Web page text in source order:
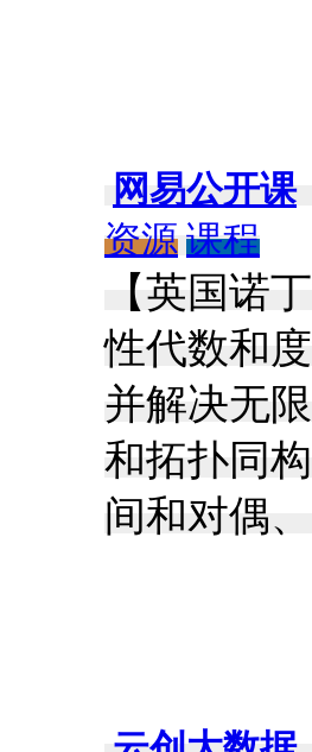
网易公开课
资源 课程
【英国诺
性代数和
并解决无
和拓扑同
间和对偶